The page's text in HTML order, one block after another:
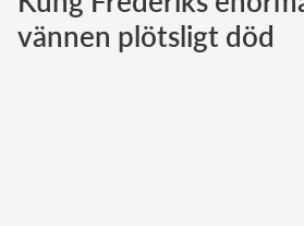
Norska kungahuset
vännen plötsligt död